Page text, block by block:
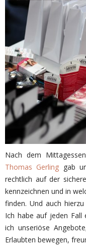
Nach dem
Thomas Gerling gab
rechtlich auf der
kennzeichnen und in
finden. Und auch
Ich habe auf jeden Fall
ich unseriöse
Erlaubten bewegen,